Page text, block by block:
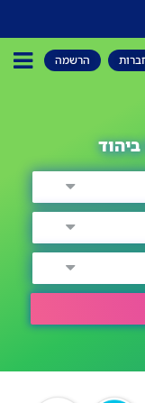
הרשמה